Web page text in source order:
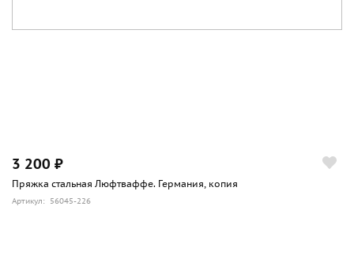
3 200 ₽
Пряжка стальная Люфтваффе. Германия, копия
Артикул: 56045-226